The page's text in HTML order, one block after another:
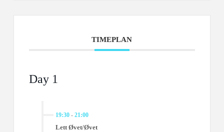
TIMEPLAN
Day 1
19:30- 21:00
Lett Øvet/Øvet